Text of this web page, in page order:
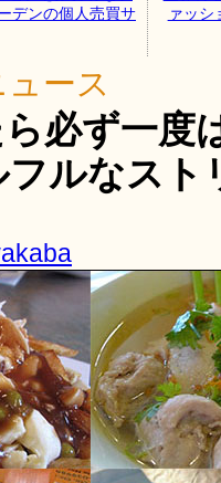
デンの個人売買サ
ァッシ
ース
必ず一度
ルなスト